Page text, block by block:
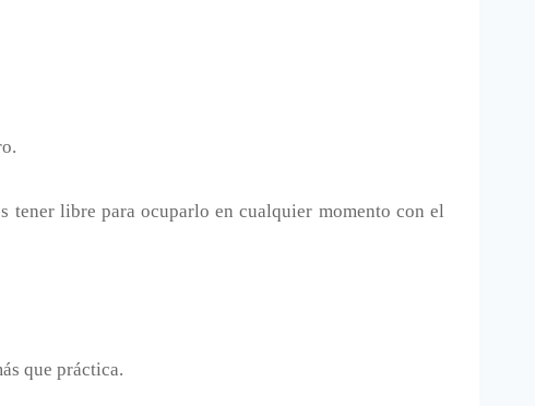
tener libre para ocuparlo en cualquier momento con el
que práctica.